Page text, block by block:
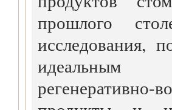
прошлого
исследования,
идеальным
регенеративно-